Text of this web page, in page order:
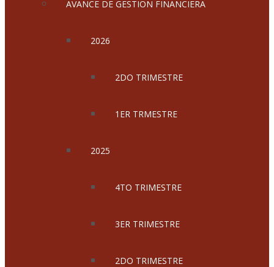
AVANCE DE GESTION FINANCIERA
2026
2DO TRIMESTRE
1ER TRMESTRE
2025
4TO TRIMESTRE
3ER TRIMESTRE
2DO TRIMESTRE